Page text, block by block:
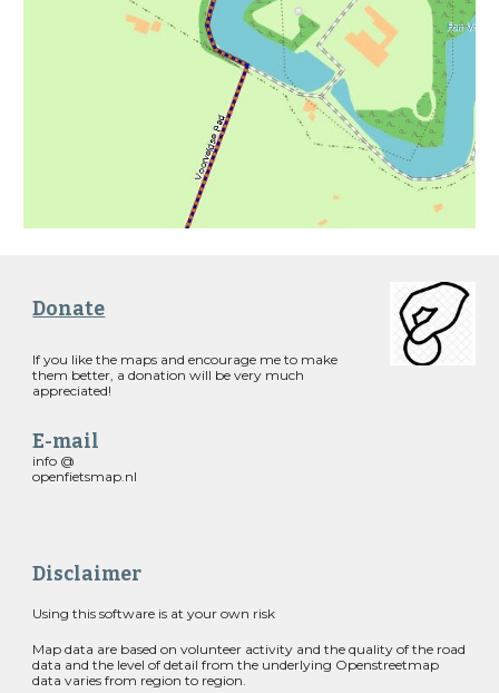
Donate
If you like the maps and encourage me to make
them better, a donation will be very much
appreciated!
E-mail
info @
openfietsmap.nl
Disclaimer
Using this software is at your own risk
Map data are based on volunteer activity and the quality of the road
data and the level of detail from the underlying Openstreetmap
data varies from region to region.